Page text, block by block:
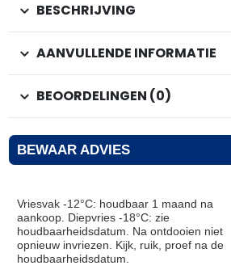
BESCHRIJVING
AANVULLENDE INFORMATIE
BEOORDELINGEN (0)
BEWAAR ADVIES
Vriesvak -12°C: houdbaar 1 maand na
aankoop. Diepvries -18°C: zie
houdbaarheidsdatum. Na ontdooien niet
opnieuw invriezen. Kijk, ruik, proef na de
houdbaarheidsdatum.